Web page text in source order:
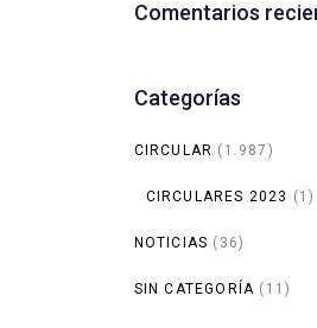
Comentarios
Categorías
CIRCULAR (1.987)
CIRCULARES 2023 (1)
NOTICIAS (36)
SIN CATEGORÍA (11)